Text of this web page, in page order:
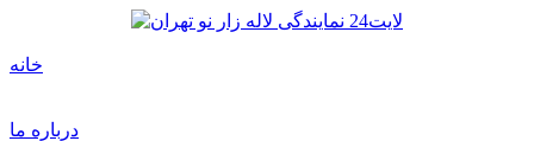
خانه
درباره ما